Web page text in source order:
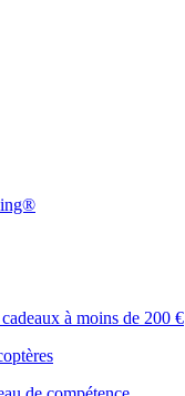
à moins de 200 €